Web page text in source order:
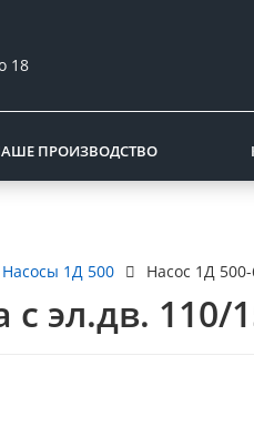
18
ПРОИЗВОДСТВО
Насосы 1Д 500 Насос 1Д
с эл.дв. 110/